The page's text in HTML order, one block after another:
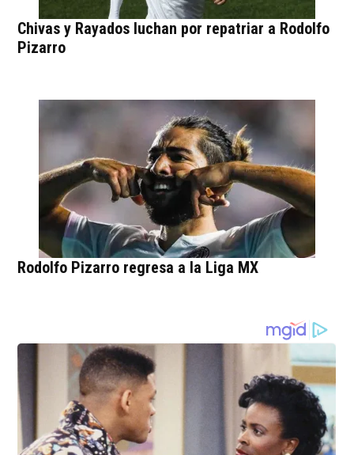
Chivas y Rayados luchan por repatriar a Rodolfo
Pizarro
Rodolfo Pizarro regresa a la Liga MX